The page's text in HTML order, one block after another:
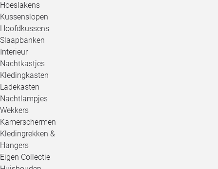
Hoeslakens
Kussenslopen
Hoofdkussens
Slaapbanken
Interieur
Nachtkastjes
Kledingkasten
Ladekasten
Nachtlampjes
Wekkers
Kamerschermen
Kledingrekken &
Hangers
Eigen Collectie